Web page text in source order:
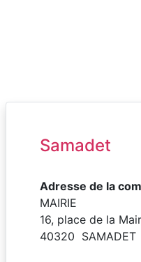
Samadet
Adresse de la
MAIRIE
16, place de la
40320 SAMADET